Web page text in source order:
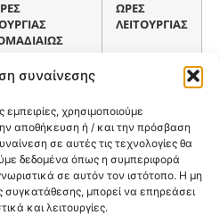
συναίνεσης
χρησιμοποιούμε
αποθήκευση ή / και την πρόσβαση
σε αυτές τις τεχνολογίες θα
δεδομένα όπως η συμπεριφορά
σε αυτόν τον ιστότοπο. Η μη
μπορεί να επηρεάσει
και λειτουργίες.
ΩΡΕΣ
ΛΕΙΤΟΥΡΓΙΑΣ
ΤΡ/ΤΕ/ΠΕ/ΠΑ
ΤΡ/ΤΕ/ΠΕ/ΠΑ 8:00-14:00